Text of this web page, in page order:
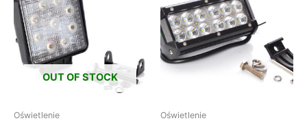
OUT OF STOCK
Oświetlenie Oświetlenie